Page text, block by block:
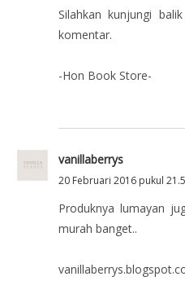
Silahkan kunjungi
komentar.
-Hon Book Store-
vanillaberrys
20 Februari 2016 pukul
Produknya lumayan
murah banget..